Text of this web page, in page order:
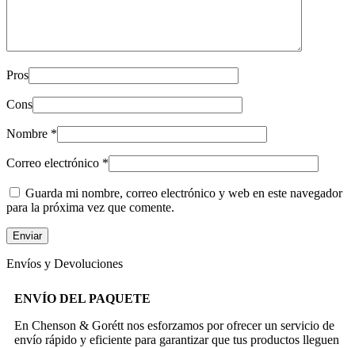
Pros
Cons
Nombre *
Correo electrónico *
Guarda mi nombre, correo electrónico y web en este navegador
para la próxima vez que comente.
Envíos y Devoluciones
ENVÍO DEL PAQUETE
En Chenson & Gorétt nos esforzamos por ofrecer un servicio de
envío rápido y eficiente para garantizar que tus productos lleguen